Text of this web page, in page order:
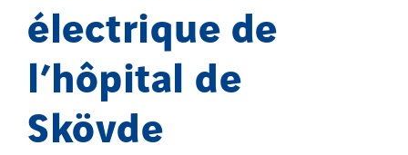
électrique de
l’hôpital de
Skövde
SDEL Savoie Léman
SDEL Tertiaire
SDEL Transport
SDEL Transport Services
Sedam